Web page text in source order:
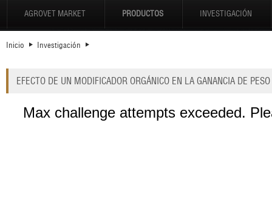
AGROVET MARKET PRODUCTOS INVESTIGACIÓN
Inicio Investigación
EFECTO DE UN MODIFICADOR ORGÁNICO EN LA GANANCIA DE